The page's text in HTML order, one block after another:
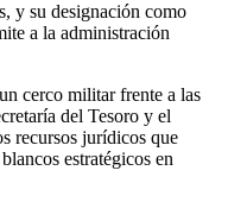
y su designación como
a la administración
cerco militar frente a las
del Tesoro y el
recursos jurídicos que
estratégicos en